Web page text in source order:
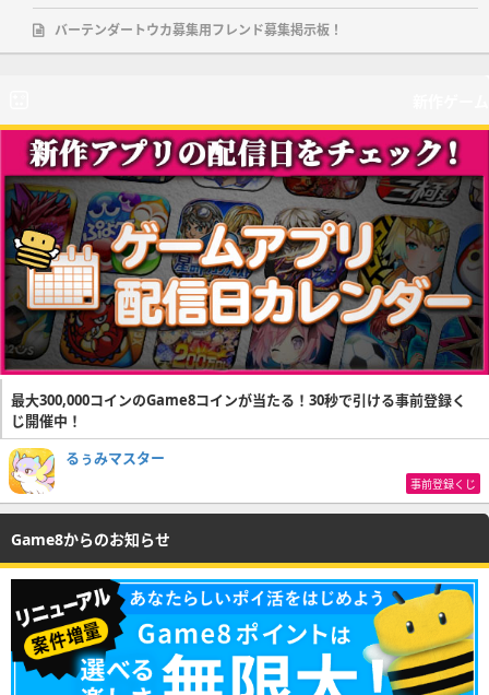
バーテンダートウカ募集用フレンド募集掲示板！
最大300,000コインのGame8コインが当たる！30秒で引ける事前登録く
じ開催中！
るぅみマスター
事前登録くじ
Game8からのお知らせ